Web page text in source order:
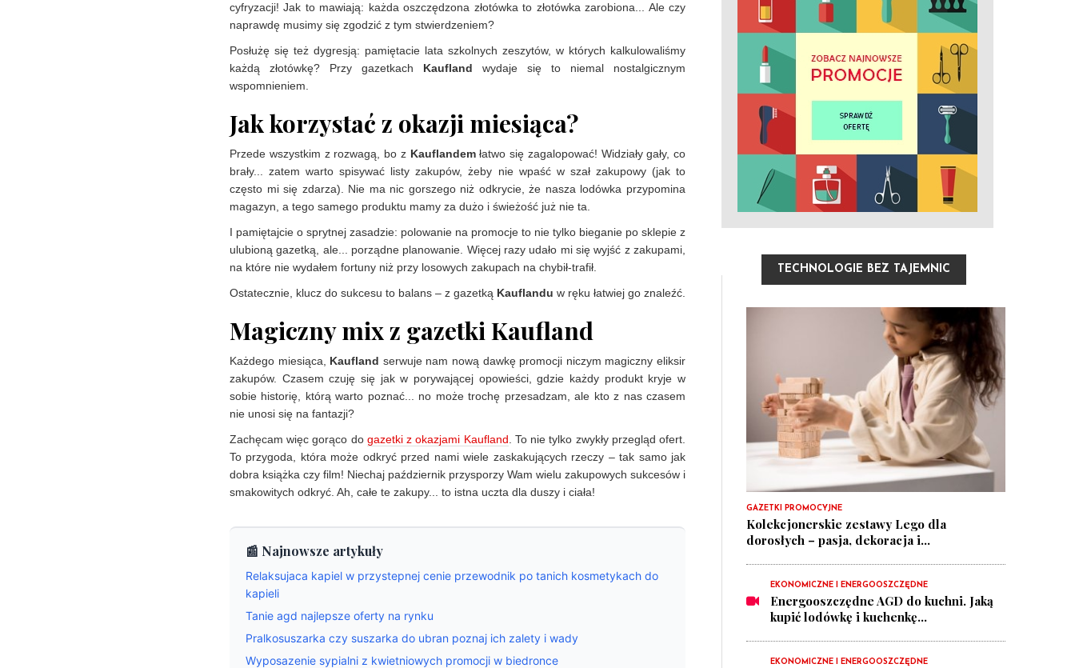
cyfryzacji! Jak to mawiają: każda oszczędzona złotówka to złotówka zarobiona... Ale czy
naprawdę musimy się zgodzić z tym stwierdzeniem?
Posłużę się też dygresją: pamiętacie lata szkolnych zeszytów, w których kalkulowaliśmy
każdą złotówkę? Przy gazetkach Kaufland wydaje się to niemal nostalgicznym
wspomnieniem.
Jak korzystać z okazji miesiąca?
Przede wszystkim z rozwagą, bo z Kauflandemłatwo się zagalopować! Widziały gały, co
brały... zatem warto spisywać listy zakupów, żeby nie wpaść w szał zakupowy (jak to
często mi się zdarza). Nie ma nic gorszego niż odkrycie, że nasza lodówka przypomina
magazyn, a tego samego produktu mamy za dużo i świeżość już nie ta.
I pamiętajcie o sprytnej zasadzie: polowanie na promocje to nie tylko bieganie po sklepie z
ulubioną gazetką, ale... porządne planowanie. Więcej razy udało mi się wyjść z zakupami,
na które nie wydałem fortuny niż przy losowych zakupach na chybił-trafił.
Ostatecznie, klucz do sukcesu to balans – z gazetką Kauflandu w ręku łatwiej go znaleźć.
Magiczny mix z gazetki Kaufland
Każdego miesiąca, Kaufland serwuje nam nową dawkę promocji niczym magiczny eliksir
zakupów. Czasem czuję się jak w porywającej opowieści, gdzie każdy produkt kryje w
sobie historię, którą warto poznać... no może trochę przesadzam, ale kto z nas czasem
nie unosi się na fantazji?
Zachęcam więc gorąco do gazetki z okazjami Kaufland . To nie tylko zwykły przegląd ofert.
To przygoda, która może odkryć przed nami wiele zaskakujących rzeczy – tak samo jak
dobra książka czy film! Niechaj październik przysporzy Wam wielu zakupowych sukcesów i
smakowitych odkryć. Ah, całe te zakupy... to istna uczta dla duszy i ciała!
📰 Najnowsze artykuły
Relaksujaca kapiel w przystepnej cenie przewodnik po tanich kosmetykach do
kapieli
Tanie agd najlepsze oferty na rynku
Pralkosuszarka czy suszarka do ubran poznaj ich zalety i wady
Wyposazenie sypialni z kwietniowych promocji w biedronce
TECHNOLOGIE BEZ TAJEMNIC
GAZETKI PROMOCYJNE
Kolekcjonerskie zestawy Lego dla
dorosłych – pasja, dekoracja i...
EKONOMICZNE I ENERGOOSZCZĘDNE
Energooszczędne AGD do kuchni. Jaką
kupić lodówkę i kuchenkę...
EKONOMICZNE I ENERGOOSZCZĘDNE